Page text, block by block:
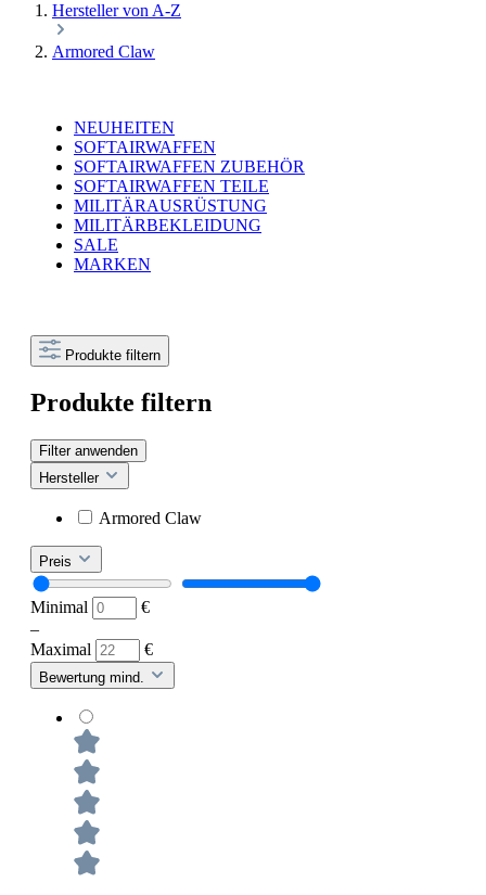
Hersteller von A-Z
Armored Claw
NEUHEITEN
SOFTAIRWAFFEN
SOFTAIRWAFFEN ZUBEHÖR
SOFTAIRWAFFEN TEILE
MILITÄRAUSRÜSTUNG
MILITÄRBEKLEIDUNG
SALE
MARKEN
Produkte filtern
Produkte filtern
Filter anwenden
Hersteller
Armored Claw
Preis
Minimal
€
–
Maximal
€
Bewertung mind.